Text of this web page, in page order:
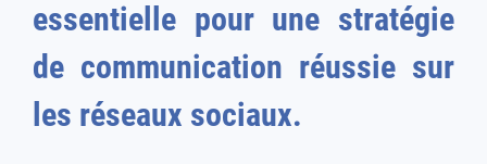
essentielle pour une stratégie
de communication réussie sur
les réseaux sociaux.